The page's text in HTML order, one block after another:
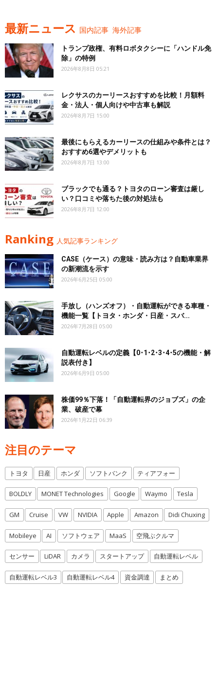
最新ニュース 国内記事 海外記事
トランプ政権、有料ロボタクシーに「ハンドル免
除」の特例
2026年8月8日 05:21
レクサスのカーリースおすすめを比較！月額料
金・法人・個人向けや中古車も解説
2026年8月7日 15:00
最後にもらえるカーリースの仕組みや条件とは？
おすすめ6選やデメリットも
2026年8月7日 13:00
ブラックでも通る？トヨタのローン審査は厳し
い？口コミや落ちた後の対処法も
2026年8月7日 12:00
Ranking 人気記事ランキング
CASE（ケース）の意味・読み方は？自動車業界
の新潮流を示す
2026年6月25日 05:00
手放し（ハンズオフ）・自動運転ができる車種・
機能一覧【トヨタ・ホンダ・日産・スバ...
2026年7月28日 05:00
自動運転レベルの定義【0･1･2･3･4･5の機能・解
説表付き】
2026年6月9日 05:00
株価99％下落！「自動運転界のジョブズ」の企
業、破産で幕
2026年1月22日 06:39
注目のテーマ
トヨタ 日産 ホンダ ソフトバンク ティアフォー
BOLDLY MONET Technologies Google Waymo Tesla
GM Cruise VW NVIDIA Apple Amazon Didi Chuxing
Mobileye AI ソフトウェア MaaS 空飛ぶクルマ
センサー LiDAR カメラ スタートアップ 自動運転レベル
自動運転レベル3 自動運転レベル4 資金調達 まとめ